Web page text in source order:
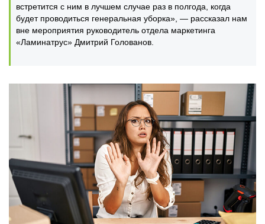
встретится с ним в лучшем случае раз в полгода, когда
будет проводиться генеральная уборка», — рассказал нам
вне мероприятия руководитель отдела маркетинга
«Ламинатрус» Дмитрий Голованов.